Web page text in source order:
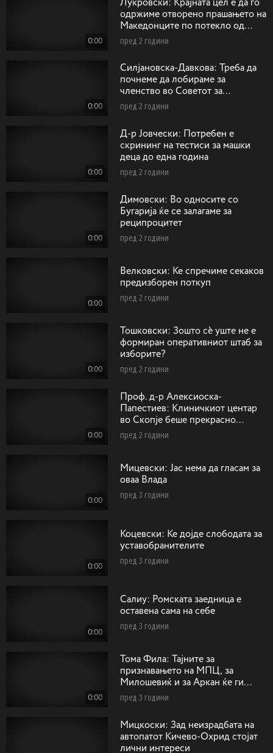
0:00
Лукровски: Крајната цел е да го
одржиме отворено прашањето на
Македонците по потекло од
Егејскиот дел на Македонија
пред 2 години
0:00
Силјановска-Давкова: Треба да
почнеме да лобираме за
членство во Советот за
безбедност на ОН како
пред 2 години
0:00
Д-р Јовчески: Потребен е
скрининг на тестиси за машки
деца до една година
пред 2 години
0:00
Димовски: Во односите со
Бугарија ќе се залагаме за
реципроцитет
пред 2 години
0:00
Велковски: Ќе спречиме секаков
предизборен поткуп
пред 2 години
0:00
Тошковски: Зошто сѐ уште не е
формиран оперативниот штаб за
изборите?
пред 2 години
0:00
Проф. д-р Алексиоска-
Папестиев: Клиничкиот центар
во Скопје беше прекрасно
замислен со одобрени средства
пред 2 години
0:00
Мицевски: Јас нема да гласам за
оваа Влада
пред 3 години
0:00
Коцевски: Ќе дојде слободата за
уставобранителите
пред 3 години
0:00
Салиу: Ромската заедница е
оставена сама на себе
пред 3 години
0:00
Тома Фила: Тајните за
признавањето на МПЦ, за
Милошевиќ и за Аркан ќе ги
однесам горе кај Господ
пред 3 години
Мицкоски: Зад неизрадбата на
автопатот Кичево-Охрид стојат
лични интереси